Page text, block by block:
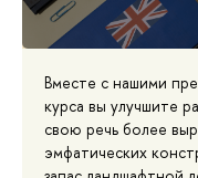
Вместе с нашими
курса вы улучшите
свою речь более
эмфатических